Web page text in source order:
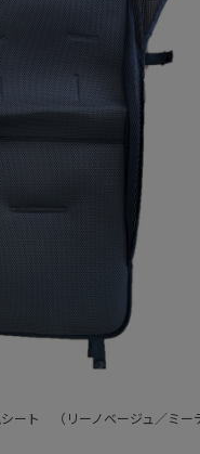
ト （リーノベージュ／ミー